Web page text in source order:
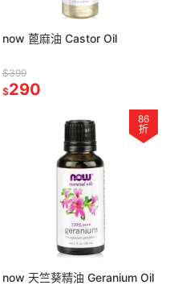
now 蓖麻油 Castor Oil
$399
$290
86
折
now 天竺葵精油 Geranium Oil